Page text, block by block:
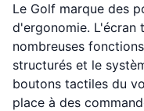
Le Golf marque des
d'ergonomie.
nombreuses
structurés et le
boutons tactiles du
place à des